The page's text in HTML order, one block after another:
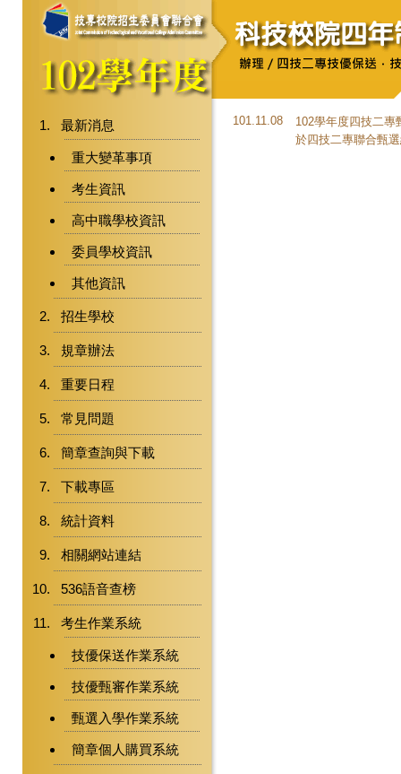
最新消息
重大變革事項
考生資訊
高中職學校資訊
委員學校資訊
其他資訊
招生學校
規章辦法
重要日程
常見問題
簡章查詢與下載
下載專區
統計資料
相關網站連結
536語音查榜
考生作業系統
技優保送作業系統
技優甄審作業系統
甄選入學作業系統
簡章個人購買系統
101.11.08
102學年度四技二
於四技二專聯合甄